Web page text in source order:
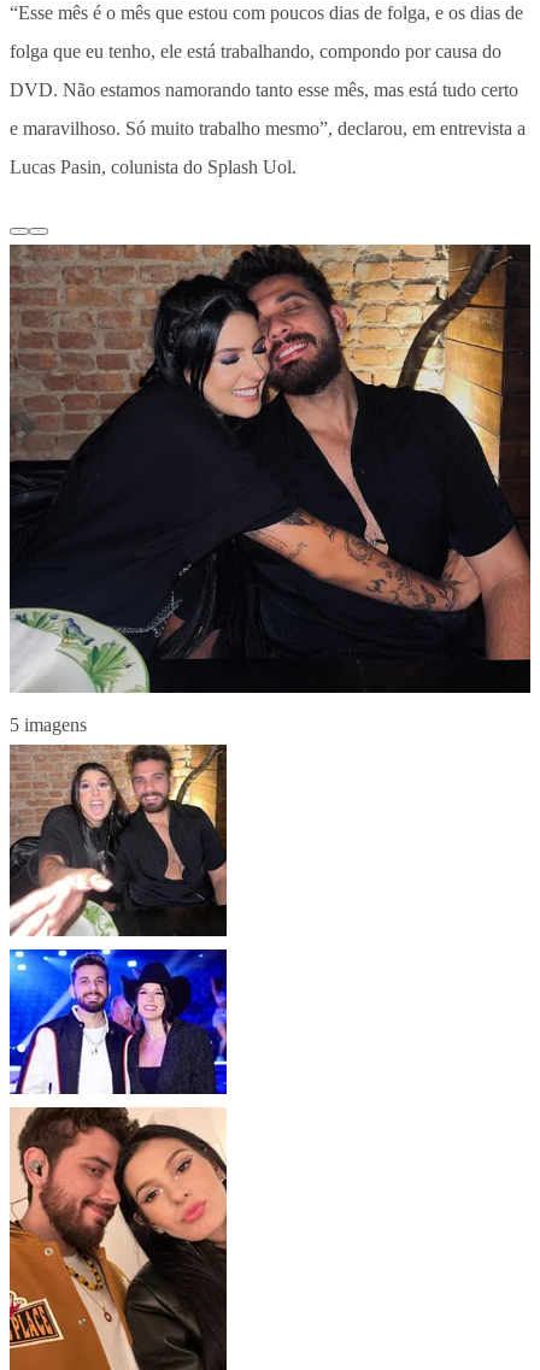
“Esse mês é o mês que estou com poucos dias de folga, e os dias de
folga que eu tenho, ele está trabalhando, compondo por causa do
DVD. Não estamos namorando tanto esse mês, mas está tudo certo
e maravilhoso. Só muito trabalho mesmo”, declarou, em entrevista a
Lucas Pasin, colunista do Splash Uol.
5 imagens